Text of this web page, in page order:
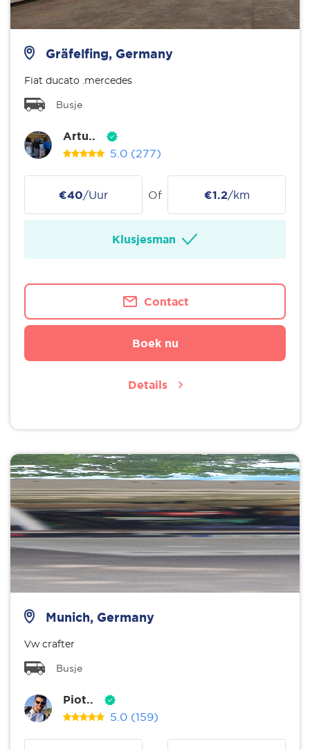
Gräfelfing, Germany
Fiat ducato .mercedes
Busje
Artu..
5.0 (277)
€40/Uur Of €1.2/km
Klusjesman
Contact
Boek nu
Details
Munich, Germany
Vw crafter
Busje
Piot..
5.0 (159)